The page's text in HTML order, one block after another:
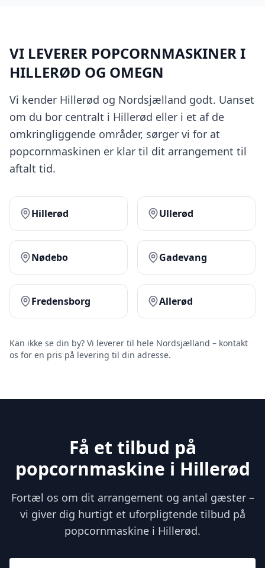
VI LEVERER POPCORNMASKINER I
HILLERØD OG OMEGN
Vi kender Hillerød og Nordsjælland godt. Uanset
om du bor centralt i Hillerød eller i et af de
omkringliggende områder, sørger vi for at
popcornmaskinen er klar til dit arrangement til
aftalt tid.
Hillerød Ullerød
Nødebo Gadevang
Fredensborg Allerød
Kan ikke se din by? Vi leverer til hele Nordsjælland – kontakt
os for en pris på levering til din adresse.
Få et tilbud på
popcornmaskine i Hillerød
Fortæl os om dit arrangement og antal gæster –
vi giver dig hurtigt et uforpligtende tilbud på
popcornmaskine i Hillerød.